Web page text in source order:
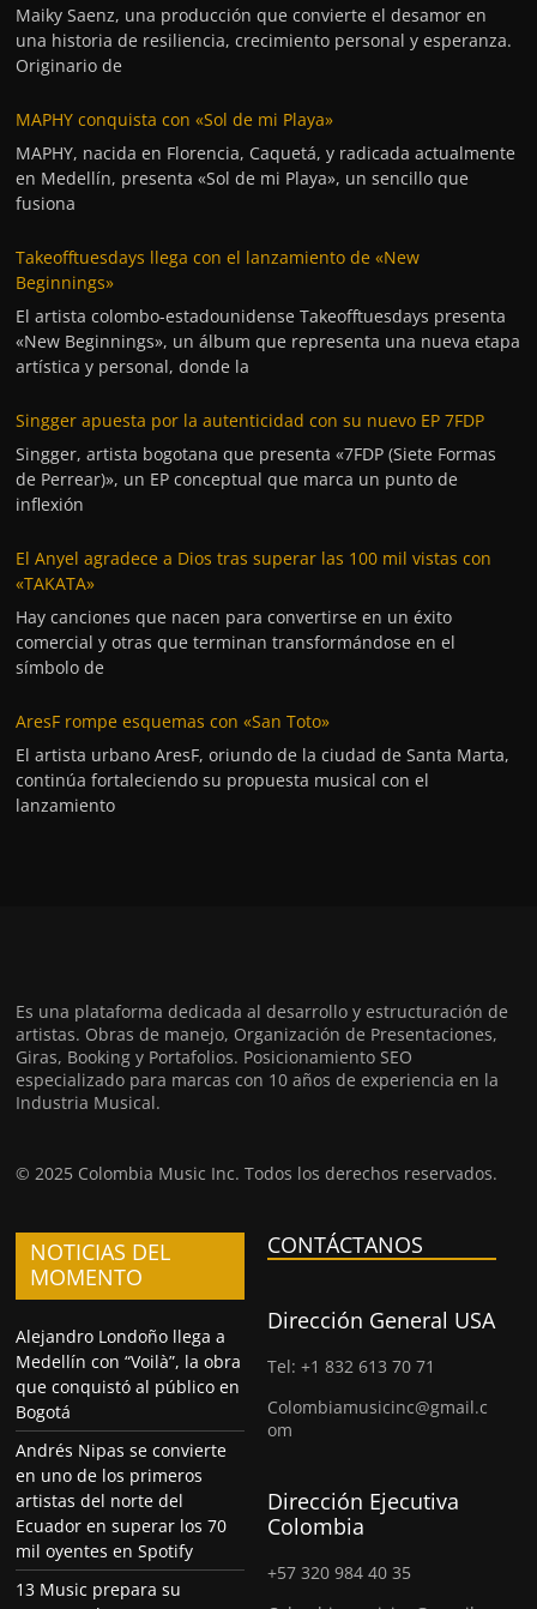
Maiky Saenz, una producción que convierte el desamor en
una historia de resiliencia, crecimiento personal y esperanza.
Originario de
MAPHY conquista con «Sol de mi Playa»
MAPHY, nacida en Florencia, Caquetá, y radicada actualmente
en Medellín, presenta «Sol de mi Playa», un sencillo que
fusiona
Takeofftuesdays llega con el lanzamiento de «New
Beginnings»
El artista colombo-estadounidense Takeofftuesdays presenta
«New Beginnings», un álbum que representa una nueva etapa
artística y personal, donde la
Singger apuesta por la autenticidad con su nuevo EP 7FDP
Singger, artista bogotana que presenta «7FDP (Siete Formas
de Perrear)», un EP conceptual que marca un punto de
inflexión
El Anyel agradece a Dios tras superar las 100 mil vistas con
«TAKATA»
Hay canciones que nacen para convertirse en un éxito
comercial y otras que terminan transformándose en el
símbolo de
AresF rompe esquemas con «San Toto»
El artista urbano AresF, oriundo de la ciudad de Santa Marta,
continúa fortaleciendo su propuesta musical con el
lanzamiento
Es una plataforma dedicada al desarrollo y estructuración de
artistas. Obras de manejo, Organización de Presentaciones,
Giras, Booking y Portafolios. Posicionamiento SEO
especializado para marcas con 10 años de experiencia en la
Industria Musical.
© 2025 Colombia Music Inc. Todos los derechos reservados.
NOTICIAS DEL
MOMENTO
Alejandro Londoño llega a
Medellín con “Voilà”, la obra
que conquistó al público en
Bogotá
Andrés Nipas se convierte
en uno de los primeros
artistas del norte del
Ecuador en superar los 70
mil oyentes en Spotify
13 Music prepara su
CONTÁCTANOS
Dirección General USA
Tel: +1 832 613 70 71
Colombiamusicinc@gmail.c
om
Dirección Ejecutiva
Colombia
+57 320 984 40 35